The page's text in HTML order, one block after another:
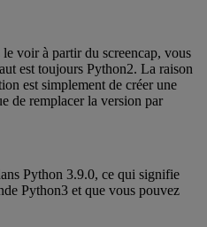
voir à partir du screencap, vous
est toujours Python2. La raison
est simplement de créer une
de remplacer la version par
Python 3.9.0, ce qui signifie
Python3 et que vous pouvez